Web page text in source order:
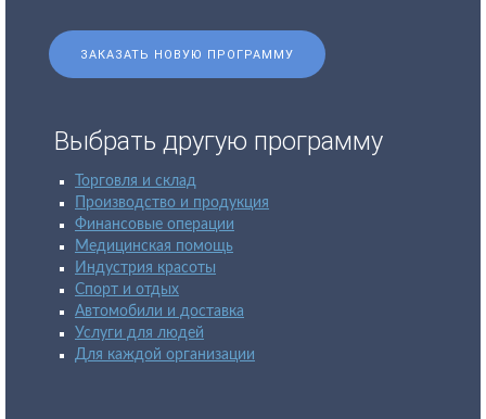
ЗАКАЗАТЬ НОВУЮ ПРОГРАММУ
Выбрать другую программу
Торговля и склад
Производство и продукция
Финансовые операции
Медицинская помощь
Индустрия красоты
Спорт и отдых
Автомобили и доставка
Услуги для людей
Для каждой организации